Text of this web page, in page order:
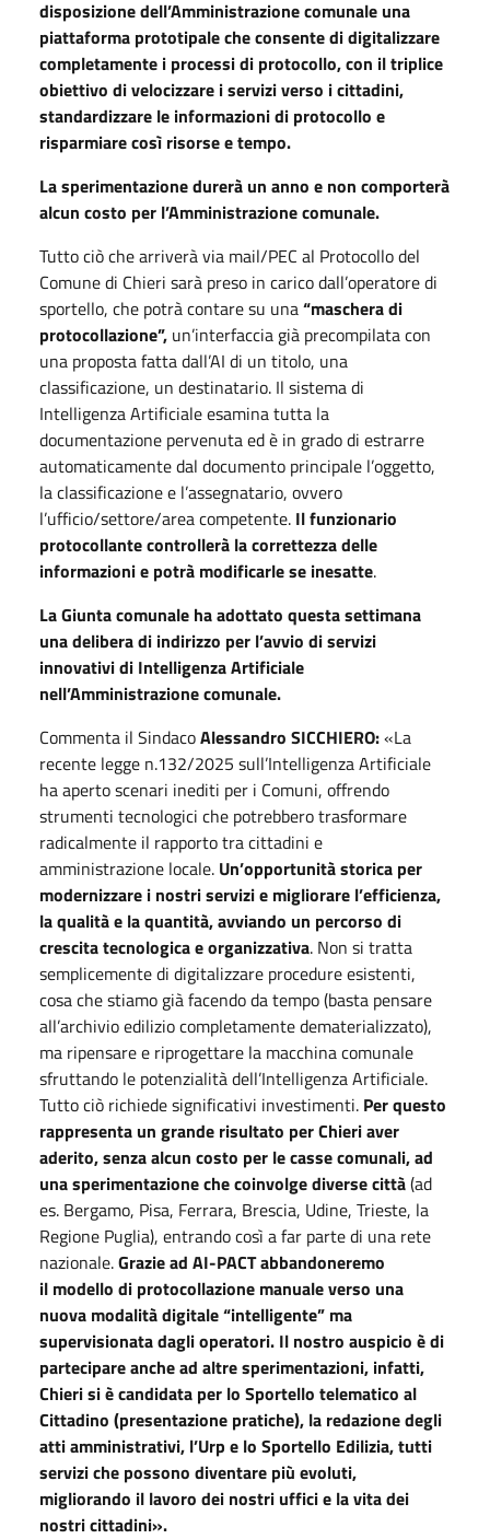
disposizione dell’Amministrazione comunale una
piattaforma prototipale che consente di digitalizzare
completamente i processi di protocollo, con il triplice
obiettivo divelocizzare i servizi verso i cittadini,
standardizzare le informazioni di protocollo e
risparmiare così risorse e tempo.
La sperimentazione durerà un anno e non comporterà
alcun costo per l’Amministrazione comunale.
Tutto ciò che arriverà via mail/PEC al Protocollo del
Comune di Chieri sarà preso in carico dall’operatore di
sportello, che potrà contare su una“maschera di
protocollazione”, un’interfaccia già precompilata con
una proposta fatta dall’AI di un titolo, una
classificazione, un destinatario. Il sistema di
Intelligenza Artificiale esamina tutta la
documentazione pervenuta ed è in grado di estrarre
automaticamente dal documento principale l’oggetto,
la classificazione e l’assegnatario, ovvero
l’ufficio/settore/area competente. Il funzionario
protocollante controllerà la correttezza delle
informazioni e potrà modificarle se inesatte.
La Giunta comunale ha adottato questa settimana
una delibera di indirizzo per l’avvio di servizi
innovativi di Intelligenza Artificiale
nell’Amministrazione comunale.
Commenta il SindacoAlessandro SICCHIERO:«La
recente legge n.132/2025 sull’Intelligenza Artificiale
ha aperto scenari inediti per i Comuni, offrendo
strumenti tecnologici che potrebbero trasformare
radicalmente il rapporto tra cittadini e
amministrazione locale. Un’opportunità storica per
modernizzare i nostri servizi e migliorare l’efficienza,
la qualità e la quantità, avviando un percorso di
crescita tecnologica e organizzativa. Non si tratta
semplicemente di digitalizzare procedure esistenti,
cosa che stiamo già facendo da tempo (basta pensare
all’archivio edilizio completamente dematerializzato),
ma ripensare e riprogettare la macchina comunale
sfruttando le potenzialità dell’Intelligenza Artificiale.
Tutto ciò richiede significativi investimenti. Per questo
rappresenta un grande risultato per Chieri aver
aderito, senza alcun costo per le casse comunali, ad
una sperimentazione che coinvolge diverse città(ad
es. Bergamo, Pisa, Ferrara, Brescia, Udine, Trieste, la
Regione Puglia), entrando così a far parte di una rete
nazionale.Grazie ad AI-PACTabbandoneremo
il modello di protocollazione manuale verso una
nuova modalità digitale “intelligente” ma
supervisionata dagli operatori. Il nostro auspicio è di
partecipare anche ad altre sperimentazioni, infatti,
Chieri si è candidata per lo Sportello telematico al
Cittadino (presentazione pratiche), la redazione degli
atti amministrativi, l’Urp e lo Sportello Edilizia, tutti
servizi che possono diventare più evoluti,
migliorando il lavoro dei nostri uffici e la vita dei
nostri cittadini».